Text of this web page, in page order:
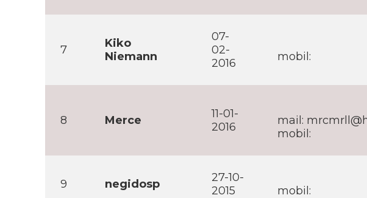
7
Kiko
Niemann
07-
02-
2016
mobil:
8 Merce
11-01-
2016
mail:
mobil:
9 negidosp
27-10-
2015
mobil: